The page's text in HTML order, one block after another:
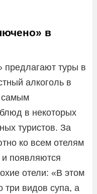
в
предлагают туры в
алкоголь в
самым
в некоторых
туристов. За
ко всем отелям
появляются
отели: «В этом
три видов супа, а